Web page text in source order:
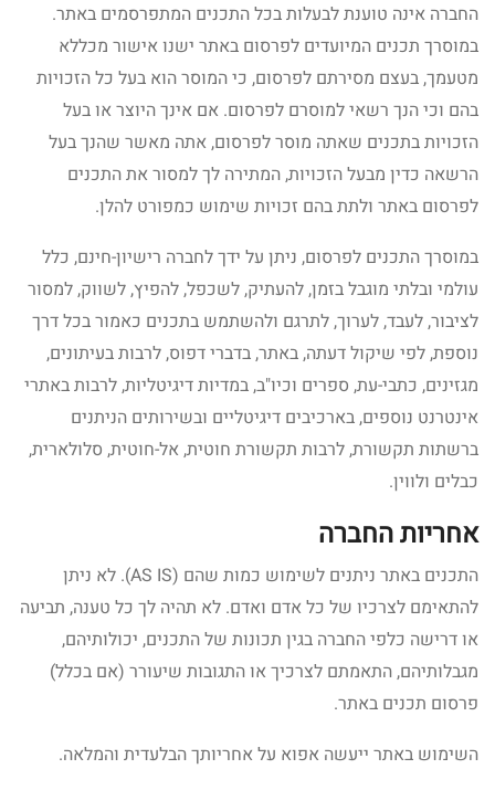
החברה אינה טוענת לבעלות בכל התכנים המתפרסמים באתר.
במוסרך תכנים המיועדים לפרסום באתר ישנו אישור מכללא
מטעמך, בעצם מסירתם לפרסום, כי המוסר הוא בעל כל הזכויות
בהם וכי הנך רשאי למוסרם לפרסום. אם אינך היוצר או בעל
הזכויות בתכנים שאתה מוסר לפרסום, אתה מאשר שהנך בעל
הרשאה כדין מבעל הזכויות, המתירה לך למסור את התכנים
לפרסום באתר ולתת בהם זכויות שימוש כמפורט להלן.
במוסרך התכנים לפרסום, ניתן על ידך לחברה רישיון-חינם, כלל
עולמי ובלתי מוגבל בזמן, להעתיק, לשכפל, להפיץ, לשווק, למסור
לציבור, לעבד, לערוך, לתרגם ולהשתמש בתכנים כאמור בכל דרך
נוספת, לפי שיקול דעתה, באתר, בדברי דפוס, לרבות בעיתונים,
מגזינים, כתבי-עת, ספרים וכיו"ב, במדיות דיגיטליות, לרבות באתרי
אינטרנט נוספים, בארכיבים דיגיטליים ובשירותים הניתנים
ברשתות תקשורת, לרבות תקשורת חוטית, אל-חוטית, סלולארית,
כבלים ולווין.
אחריות החברה
התכנים באתר ניתנים לשימוש כמות שהם (AS IS). לא ניתן
להתאימם לצרכיו של כל אדם ואדם. לא תהיה לך כל טענה, תביעה
או דרישה כלפי החברה בגין תכונות של התכנים, יכולותיהם,
מגבלותיהם, התאמתם לצרכיך או התגובות שיעורר (אם בכלל)
פרסום תכנים באתר.
השימוש באתר ייעשה אפוא על אחריותך הבלעדית והמלאה.